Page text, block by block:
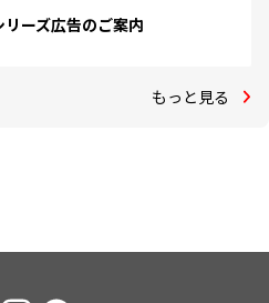
リーズ広告のご案内
もっと見る